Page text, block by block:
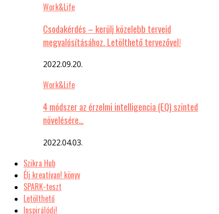
Work&Life
Csodakérdés – kerülj közelebb terveid
megvalósításához. Letölthető tervezővel!
2022.09.20.
Work&Life
4 módszer az érzelmi intelligencia (EQ) szinted
növelésére…
2022.04.03.
Szikra Hub
Élj kreatívan! könyv
SPARK-teszt
Letölthető
Inspirálódj!